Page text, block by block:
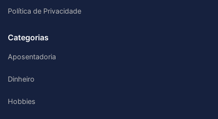
Política de Privacidade
Categorias
Aposentadoria
Dinheiro
Hobbies